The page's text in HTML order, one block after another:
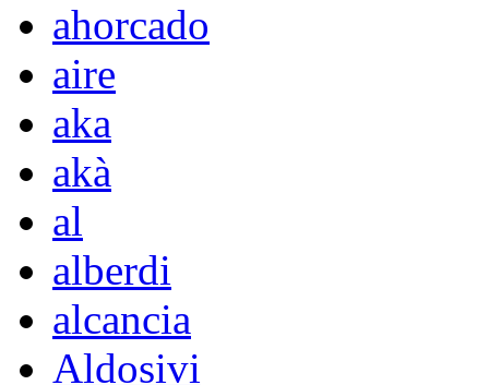
ahorcado
aire
aka
akà
al
alberdi
alcancia
Aldosivi